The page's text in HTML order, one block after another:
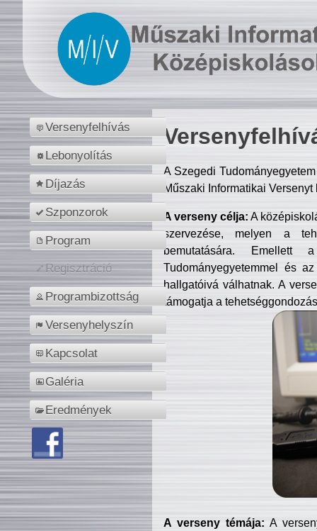
Versenyfelhívás
Lebonyolítás
Díjazás
Szponzorok
Program
Regisztráció
Programbizottság
Versenyhelyszín
Kapcsolat
Galéria
Eredmények
A Szegedi
Műszaki Informatikai
A verseny célja: A
szervezése, melyen a
bemutatására. Emellett
Tudományegyetemmel és
hallgatóivá válhatnak. A
támogatja a
A verseny témája: A